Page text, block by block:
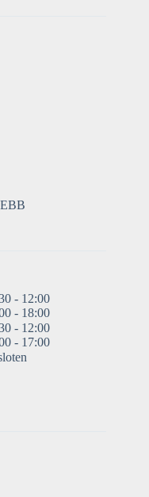
- 12:00
- 18:00
- 12:00
- 17:00